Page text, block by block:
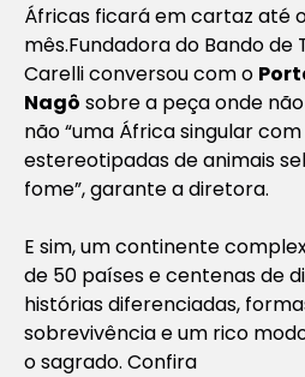
Áfricas ficará em cartaz até
mês.Fundadora do Bando de
Carelli conversou com o
Nagô sobre a peça onde
não “uma África singular
estereotipadas de animais
fome”, garante a diretora.
E sim, um continente
de 50 países e centenas de
histórias diferenciadas,
sobrevivência e um rico
o sagrado. Confira